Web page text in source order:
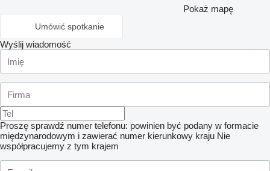
Pokaż mapę
Umówić spotkanie
Wyślij wiadomość
Proszę sprawdź numer telefonu: powinien być podany w formacie
międzynarodowym i zawierać numer kierunkowy kraju Nie
współpracujemy z tym krajem